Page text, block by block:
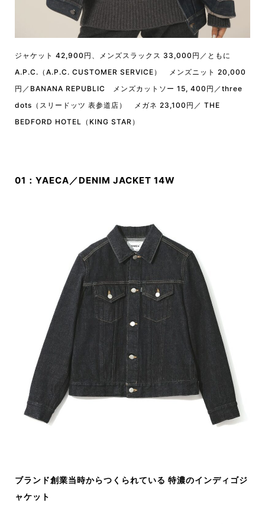
ジャケット 42,900円、メンズスラックス 33,000円／ともに
A.P.C.（A.P.C. CUSTOMER SERVICE） メンズニット 20,000
円／BANANA REPUBLIC メンズカットソー 15, 400円／three
dots（スリードッツ 表参道店） メガネ 23,100円／ THE
BEDFORD HOTEL（KING STAR）
01：YAECA／DENIM JACKET 14W
ブランド創業当時からつくられている 特濃のインディゴジ
ャケット